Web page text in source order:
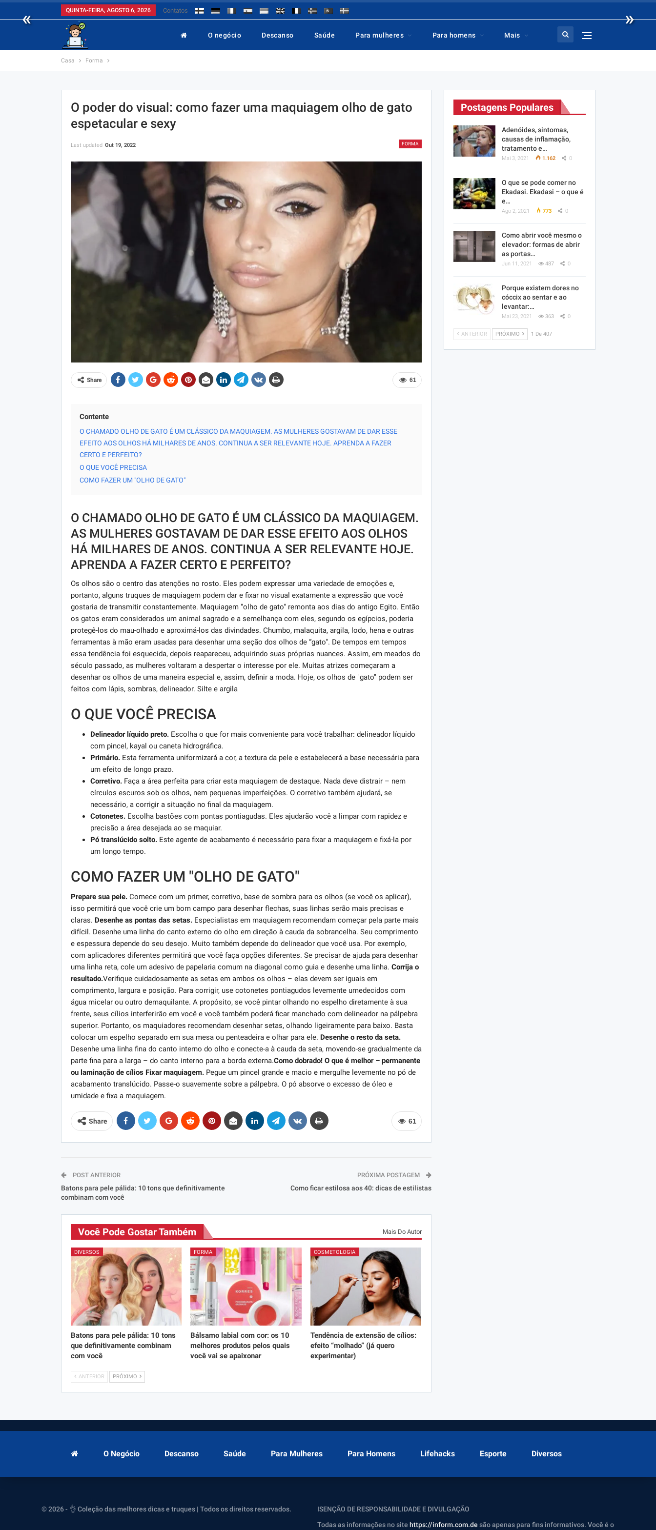
« »
QUINTA-FEIRA, AGOSTO 6, 2026 Contatos
O negócio Descanso Saúde Para mulheres Para homens Mais
Casa Forma
O poder do visual: como fazer uma maquiagem olho de gato
espetacular e sexy
FORMA
Last updated Out 19, 2022
61
Share
Contente
O CHAMADO OLHO DE GATO É UM CLÁSSICO DA MAQUIAGEM. AS MULHERES GOSTAVAM DE DAR ESSE
EFEITO AOS OLHOS HÁ MILHARES DE ANOS. CONTINUA A SER RELEVANTE HOJE. APRENDA A FAZER
CERTO E PERFEITO?
O QUE VOCÊ PRECISA
COMO FAZER UM "OLHO DE GATO"
O CHAMADO OLHO DE GATO É UM CLÁSSICO DA MAQUIAGEM.
AS MULHERES GOSTAVAM DE DAR ESSE EFEITO AOS OLHOS
HÁ MILHARES DE ANOS. CONTINUA A SER RELEVANTE HOJE.
APRENDA A FAZER CERTO E PERFEITO?
Os olhos são o centro das atenções no rosto. Eles podem expressar uma variedade de emoções e,
portanto, alguns truques de maquiagem podem dar e fixar no visual exatamente a expressão que você
gostaria de transmitir constantemente. Maquiagem "olho de gato" remonta aos dias do antigo Egito. Então
os gatos eram considerados um animal sagrado e a semelhança com eles, segundo os egípcios, poderia
protegê-los do mau-olhado e aproximá-los das divindades. Chumbo, malaquita, argila, lodo, hena e outras
ferramentas à mão eram usadas para desenhar uma seção dos olhos de “gato". De tempos em tempos
essa tendência foi esquecida, depois reapareceu, adquirindo suas próprias nuances. Assim, em meados do
século passado, as mulheres voltaram a despertar o interesse por ele. Muitas atrizes começaram a
desenhar os olhos de uma maneira especial e, assim, definir a moda. Hoje, os olhos de "gato" podem ser
feitos com lápis, sombras, delineador. Silte e argila
O QUE VOCÊ PRECISA
Delineador líquido preto.Escolha o que for mais conveniente para você trabalhar: delineador líquido
com pincel, kayal ou caneta hidrográfica.
Primário.Esta ferramenta uniformizará a cor, a textura da pele e estabelecerá a base necessária para
um efeito de longo prazo.
Corretivo.Faça a área perfeita para criar esta maquiagem de destaque. Nada deve distrair – nem
círculos escuros sob os olhos, nem pequenas imperfeições. O corretivo também ajudará, se
necessário, a corrigir a situação no final da maquiagem.
Cotonetes.Escolha bastões com pontas pontiagudas. Eles ajudarão você a limpar com rapidez e
precisão a área desejada ao se maquiar.
Pó translúcido solto.Este agente de acabamento é necessário para fixar a maquiagem e fixá-la por
um longo tempo.
COMO FAZER UM "OLHO DE GATO"
Prepare sua pele.Comece com um primer, corretivo, base de sombra para os olhos (se você os aplicar),
isso permitirá que você crie um bom campo para desenhar flechas, suas linhas serão mais precisas e
claras. Desenhe as pontas das setas.Especialistas em maquiagem recomendam começar pela parte mais
difícil. Desenhe uma linha do canto externo do olho em direção à cauda da sobrancelha. Seu comprimento
e espessura depende do seu desejo. Muito também depende do delineador que você usa. Por exemplo,
com aplicadores diferentes permitirá que você faça opções diferentes. Se precisar de ajuda para desenhar
uma linha reta, cole um adesivo de papelaria comum na diagonal como guia e desenhe uma linha. Corrija o
resultado.Verifique cuidadosamente as setas em ambos os olhos – elas devem ser iguais em
comprimento, largura e posição. Para corrigir, use cotonetes pontiagudos levemente umedecidos com
água micelar ou outro demaquilante. A propósito, se você pintar olhando no espelho diretamente à sua
frente, seus cílios interferirão em você e você também poderá ficar manchado com delineador na pálpebra
superior. Portanto, os maquiadores recomendam desenhar setas, olhando ligeiramente para baixo. Basta
colocar um espelho separado em sua mesa ou penteadeira e olhar para ele. Desenhe o resto da seta.
Desenhe uma linha fina do canto interno do olho e conecte-a à cauda da seta, movendo-se gradualmente da
parte fina para a larga – do canto interno para a borda externa.Como dobrado! O que é melhor – permanente
ou laminação de cílios Fixar maquiagem.Pegue um pincel grande e macio e mergulhe levemente no pó de
acabamento translúcido. Passe-o suavemente sobre a pálpebra. O pó absorve o excesso de óleo e
umidade e fixa a maquiagem.
61
Share
POST ANTERIOR
Batons para pele pálida: 10 tons que definitivamente
combinam com você
PRÓXIMA POSTAGEM
Como ficar estilosa aos 40: dicas de estilistas
Você Pode Gostar Também Mais Do Autor
DIVERSOS
Batons para pele pálida: 10 tons
que definitivamente combinam
com você
FORMA
Bálsamo labial com cor: os 10
melhores produtos pelos quais
você vai se apaixonar
COSMETOLOGIA
Tendência de extensão de cílios:
efeito “molhado” (já quero
experimentar)
ANTERIOR PRÓXIMO
Postagens Populares
Adenóides, sintomas,
causas de inflamação,
tratamento e…
Mai 3, 2021 1.162 0
O que se pode comer no
Ekadasi. Ekadasi – o que é
e…
Ago 2, 2021 773 0
Como abrir você mesmo o
elevador: formas de abrir
as portas…
Jun 11, 2021 487 0
Porque existem dores no
cóccix ao sentar e ao
levantar:…
Mai 23, 2021 363 0
ANTERIOR PRÓXIMO 1 De 407
O Negócio Descanso Saúde Para Mulheres Para Homens Lifehacks Esporte Diversos
© 2026 - 👌 Coleção das melhores dicas e truques | Todos os direitos reservados.
ISENÇÃO DE RESPONSABILIDADE E DIVULGAÇÃO
Todas as informações no site https://inform.com.de são apenas para fins informativos. Você é o